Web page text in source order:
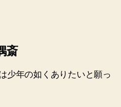
斎
少年の如くありたいと願っ